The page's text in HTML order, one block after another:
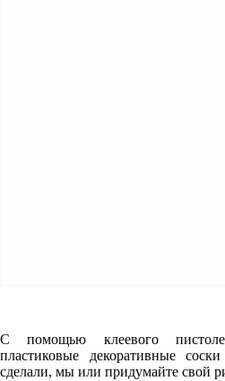
С помощью клеевого
пластиковые декоративные
сделали, мы или придумайте свой